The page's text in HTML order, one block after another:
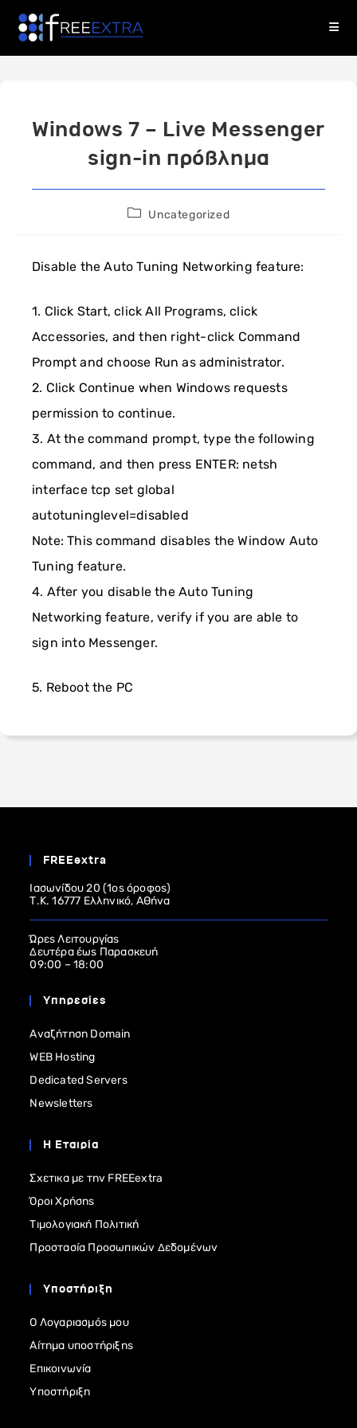
content
Windows 7 – Live Messenger
sign-in πρόβλημα
PostUncategorized
Disable the Auto Tuning Networking feature:
1. Click Start, click All Programs, click
Accessories, and then right-click Command
Prompt and choose Run as administrator.
2. Click Continue when Windows requests
permission to continue.
3. At the command prompt, type the following
command, and then press ENTER: netsh
interface tcp set global
autotuninglevel=disabled
Note: This command disables the Window Auto
Tuning feature.
4. After you disable the Auto Tuning
Networking feature, verify if you are able to
sign into Messenger.
5. Reboot the PC
FREEextra
Ιασωνίδου 20 (1ος όροφος)
Τ.Κ. 16777 Ελληνικό, Αθήνα
Ώρες Λειτουργίας
Δευτέρα έως Παρασκευή
09:00 – 18:00
Υπηρεσίες
Αναζήτηση Domain
WEB Hosting
Dedicated Servers
Newsletters
Η Εταιρία
Σχετικα με την FREEextra
Όροι Χρήσης
Τιμολογιακή Πολιτική
Προστασία Προσωπικών Δεδομένων
Υποστήριξη
Ο Λογαριασμός μου
Αίτημα υποστήριξης
Επικοινωνία
Υποστήριξη